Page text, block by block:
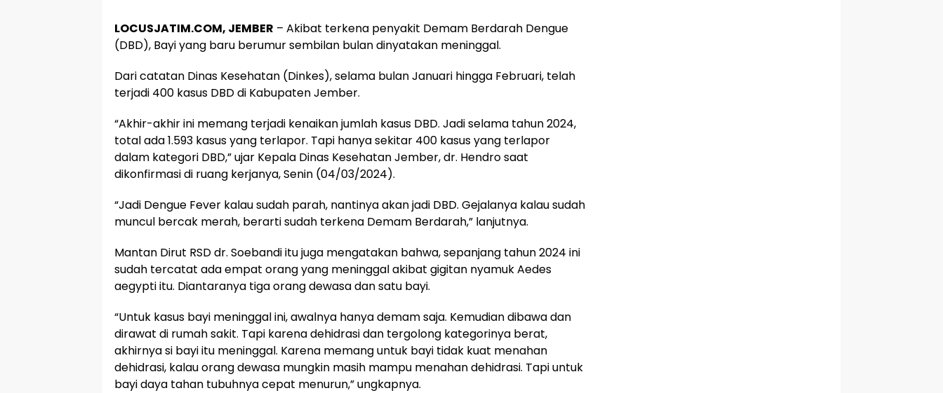
LOCUSJATIM.COM, JEMBER – Akibat terkena penyakit Demam Berdarah Dengue
(DBD), Bayi yang baru berumur sembilan bulan dinyatakan meninggal.
Dari catatan Dinas Kesehatan (Dinkes), selama bulan Januari hingga Februari, telah
terjadi 400 kasus DBD di Kabupaten Jember.
“Akhir-akhir ini memang terjadi kenaikan jumlah kasus DBD. Jadi selama tahun 2024,
total ada 1.593 kasus yang terlapor. Tapi hanya sekitar 400 kasus yang terlapor
dalam kategori DBD,” ujar Kepala Dinas Kesehatan Jember, dr. Hendro saat
dikonfirmasi di ruang kerjanya, Senin (04/03/2024).
“Jadi Dengue Fever kalau sudah parah, nantinya akan jadi DBD. Gejalanya kalau sudah
muncul bercak merah, berarti sudah terkena Demam Berdarah,” lanjutnya.
Mantan Dirut RSD dr. Soebandi itu juga mengatakan bahwa, sepanjang tahun 2024 ini
sudah tercatat ada empat orang yang meninggal akibat gigitan nyamuk Aedes
aegypti itu. Diantaranya tiga orang dewasa dan satu bayi.
“Untuk kasus bayi meninggal ini, awalnya hanya demam saja. Kemudian dibawa dan
dirawat di rumah sakit. Tapi karena dehidrasi dan tergolong kategorinya berat,
akhirnya si bayi itu meninggal. Karena memang untuk bayi tidak kuat menahan
dehidrasi, kalau orang dewasa mungkin masih mampu menahan dehidrasi. Tapi untuk
bayi daya tahan tubuhnya cepat menurun,” ungkapnya.